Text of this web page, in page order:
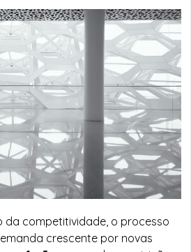
da competitividade, o processo
crescente por novas